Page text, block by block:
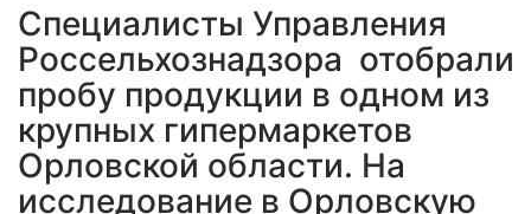
Специалисты Управления
Россельхознадзора отобрали
пробу продукции в одном из
крупных гипермаркетов
Орловской области. На
исследование в Орловскую